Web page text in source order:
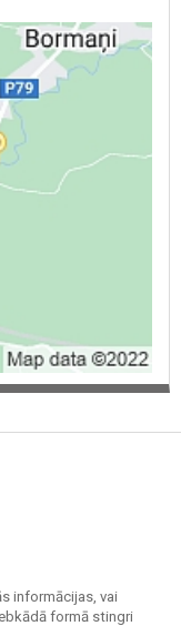
informācijas, vai
formā stingri